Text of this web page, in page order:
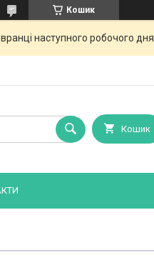
Кошик
наступного робочого дня.
Кошик